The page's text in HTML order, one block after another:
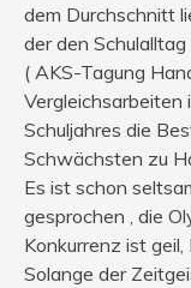
dem Durchschnitt
der den
( AKS-Tagung
Schuljahres die
Schwächsten zu
Es ist schon
gesprochen , die
Konkurrenz ist geil,
Solange der